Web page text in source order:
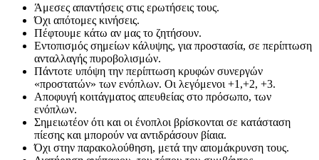
Άμεσες απαντήσεις στις ερωτήσεις τους.
Όχι απότομες κινήσεις.
Πέφτουμε κάτω αν μας το ζητήσουν.
Εντοπισμός σημείων κάλυψης, για προστασία, σε περίπτωση
ανταλλαγής πυροβολισμών.
Πάντοτε υπόψη την περίπτωση κρυφών συνεργών
«προστατών» των ενόπλων. Οι λεγόμενοι +1,+2, +3.
Αποφυγή κοιτάγματος απευθείας στο πρόσωπο, των
ενόπλων.
Σημειωτέον ότι και οι ένοπλοι βρίσκονται σε κατάσταση
πίεσης και μπορούν να αντιδράσουν βίαια.
Όχι στην παρακολούθηση, μετά την απομάκρυνση τους.